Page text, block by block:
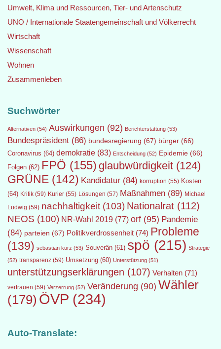
Umwelt, Klima und Ressourcen, Tier- und Artenschutz
UNO / Internationale Staatengemeinschaft und Völkerrecht
Wirtschaft
Wissenschaft
Wohnen
Zusammenleben
Suchwörter
Alternativen (54) Auswirkungen (92) Berichterstattung (53)
Bundespräsident (86) bundesregierung (67) bürger (66)
Coronavirus (64) demokratie (83) Entscheidung (52) Epidemie (66)
Folgen (62) FPÖ (155) glaubwürdigkeit (124)
GRÜNE (142) Kandidatur (84) korruption (55) Kosten
(64) Kritik (59) Kurier (55) Lösungen (57) Maßnahmen (89) Michael
Ludwig (59) nachhaltigkeit (103) Nationalrat (112)
NEOS (100) NR-Wahl 2019 (77) orf (95) Pandemie
(84) parteien (67) Politikverdrossenheit (74) Probleme
(139) sebastian kurz (53) Souverän (61) spö (215) Strategie
(52) transparenz (59) Umsetzung (60) Unterstützung (51)
unterstützungserklärungen (107) Verhalten (71)
vertrauen (59) Verzerrung (52) Veränderung (90) Wähler
(179) ÖVP (234)
Auto-Translate: